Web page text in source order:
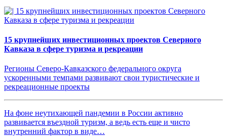
15 крупнейших инвестиционных проектов Северного
Кавказа в сфере туризма и рекреации
Регионы Северо-Кавказского федерального округа
ускоренными темпами развивают свои туристические и
рекреационные проекты
На фоне неутихающей пандемии в России активно
развивается въездной туризм, а ведь есть еще и чисто
внутренний фактор в виде…